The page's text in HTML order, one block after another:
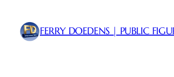
FERRY DOEDENS | PUBLIC